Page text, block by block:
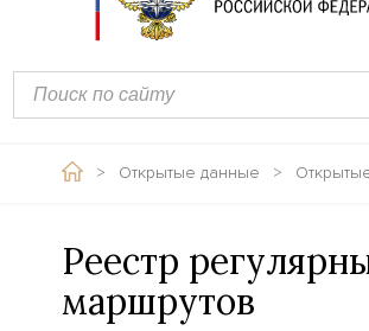
> Открытые данные >
Реестр
маршрутов